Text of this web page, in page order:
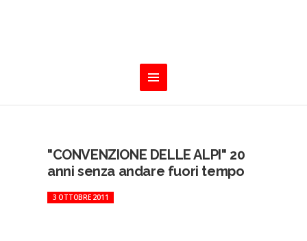
"CONVENZIONE DELLE ALPI" 20
anni senza andare fuori tempo
3 OTTOBRE 2011